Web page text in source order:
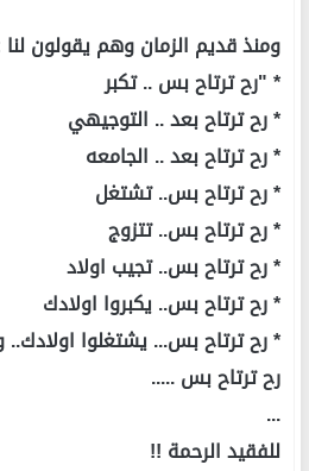
ومنذ قديم الزمان وهم يقولون
* "رح ترتاح بس .. تكبر
* رح ترتاح بعد .. التوجيهي
* رح ترتاح بعد .. الجامعه
* رح ترتاح بس.. تشتغل
* رح ترتاح بس.. تتزوج
* رح ترتاح بس.. تجيب اولاد
* رح ترتاح بس.. يكبروا اولادك
* رح ترتاح بس... يشتغلوا اولادك..
رح ترتاح بس .....
...
للفقيد الرحمة !!